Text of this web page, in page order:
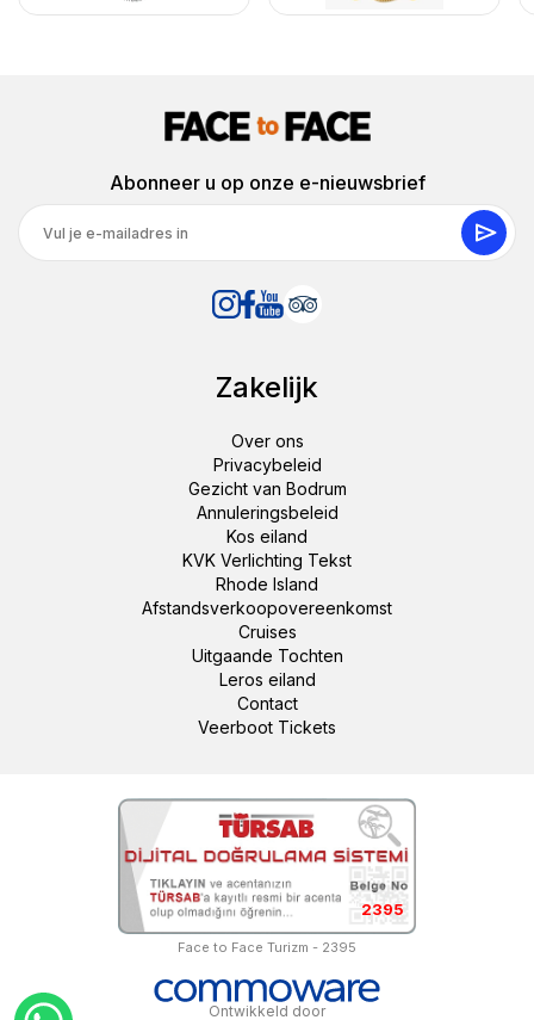
Abonneer u op onze e-nieuwsbrief
Zakelijk
Over ons
Privacybeleid
Gezicht van Bodrum
Annuleringsbeleid
Kos eiland
KVK Verlichting Tekst
Rhode Island
Afstandsverkoopovereenkomst
Cruises
Uitgaande Tochten
Leros eiland
Contact
Veerboot Tickets
2395
Face to Face Turizm - 2395
Ontwikkeld door